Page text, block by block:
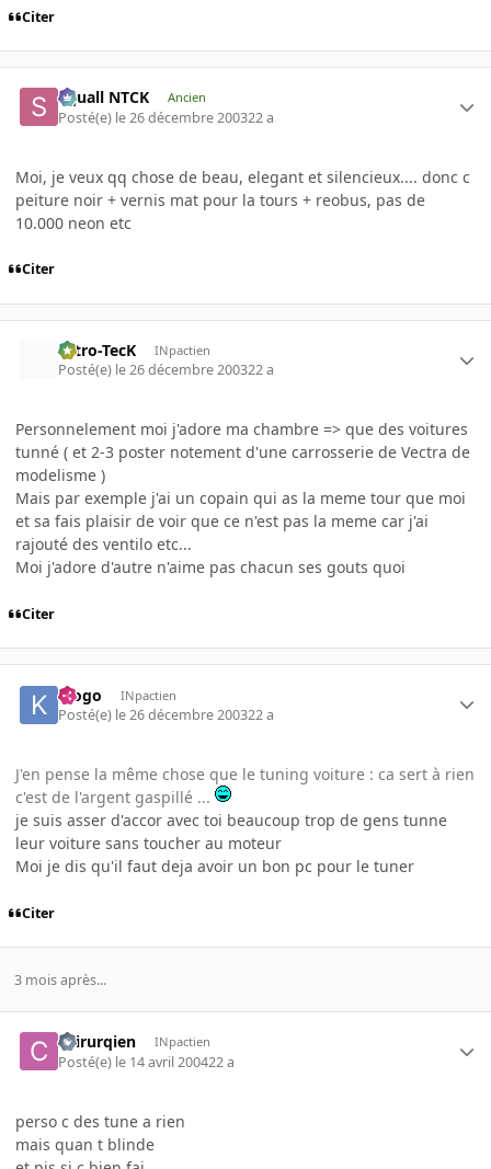
Citer
Squall NTCK Ancien
Posté(e) le 26 décembre 200322 a
Moi, je veux qq chose de beau, elegant et silencieux.... donc c
peiture noir + vernis mat pour la tours + reobus, pas de
10.000 neon etc
Citer
Nitro-TecK INpactien
Posté(e) le 26 décembre 200322 a
Personnelement moi j'adore ma chambre => que des voitures
tunné ( et 2-3 poster notement d'une carrosserie de Vectra de
modelisme )
Mais par exemple j'ai un copain qui as la meme tour que moi
et sa fais plaisir de voir que ce n'est pas la meme car j'ai
rajouté des ventilo etc...
Moi j'adore d'autre n'aime pas chacun ses gouts quoi
Citer
klogo INpactien
Posté(e) le 26 décembre 200322 a
J'en pense la même chose que le tuning voiture : ca sert à rien
c'est de l'argent gaspillé ...
je suis asser d'accor avec toi beaucoup trop de gens tunne
leur voiture sans toucher au moteur
Moi je dis qu'il faut deja avoir un bon pc pour le tuner
Citer
3 mois après...
chirurqien INpactien
Posté(e) le 14 avril 200422 a
perso c des tune a rien
mais quan t blinde